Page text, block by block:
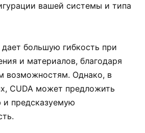
вашей системы и типа
большую гибкость при
и материалов, благодаря
возможностям. Однако, в
CUDA может предложить
и предсказуемую